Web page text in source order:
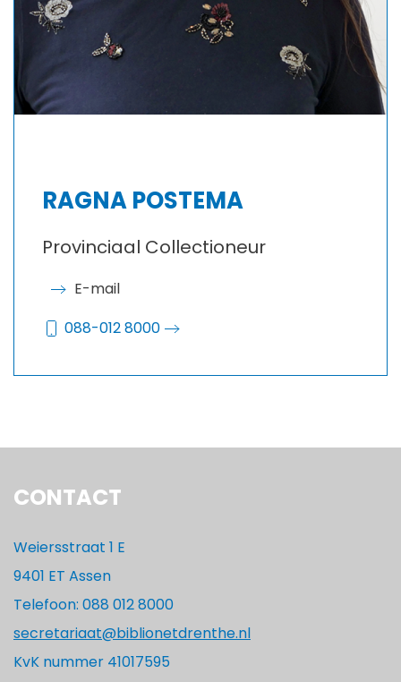
RAGNA POSTEMA
Provinciaal Collectioneur
E-mail
088-012 8000
CONTACT
Weiersstraat 1 E
9401 ET Assen
Telefoon: 088 012 8000
secretariaat@biblionetdrenthe.nl
KvK nummer 41017595